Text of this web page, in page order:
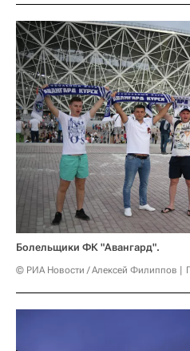
Болельщики ФК "Авангард".
© РИА Новости / Алексей Филиппов